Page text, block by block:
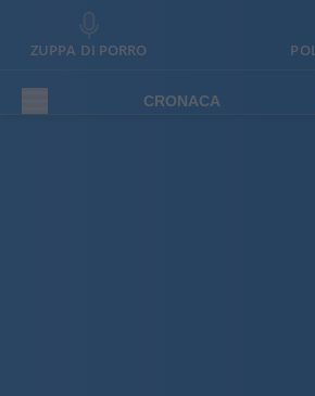
ZUPPA DI PORRO
CRONACA